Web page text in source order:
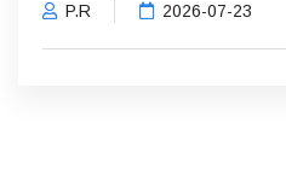
P.R 2026-07-23